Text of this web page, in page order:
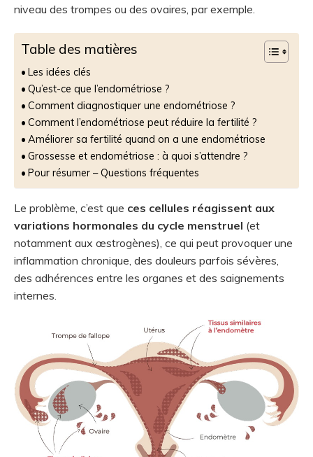
niveau des trompes ou des ovaires, par exemple.
Table des matières
Les idées clés
Qu’est-ce que l’endométriose ?
Comment diagnostiquer une endométriose ?
Comment l’endométriose peut réduire la fertilité ?
Améliorer sa fertilité quand on a une endométriose
Grossesse et endométriose : à quoi s’attendre ?
Pour résumer – Questions fréquentes
Le problème, c’est que ces cellules réagissent aux
variations hormonales du cycle menstruel (et
notamment aux œstrogènes), ce qui peut provoquer une
inflammation chronique, des douleurs parfois sévères,
des adhérences entre les organes et des saignements
internes.